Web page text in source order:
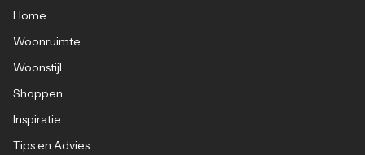
Home
Woonruimte
Woonstijl
Shoppen
Inspiratie
Tips en Advies